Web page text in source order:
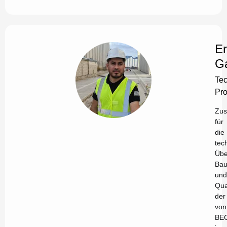
für
die
und
der
von